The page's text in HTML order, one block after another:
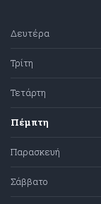
Δευτέρα
Τρίτη
Τετάρτη
Πέμπτη
Παρασκευή
Σάββατο